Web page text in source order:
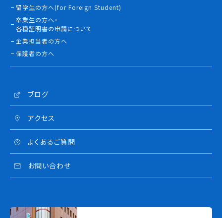
留学生の方へ(for Foreign Student)
卒業生の方へ・
各種証明書の申請について
企業担当者の方へ
保護者の方へ
ブログ
アクセス
よくあるご質問
お問い合わせ